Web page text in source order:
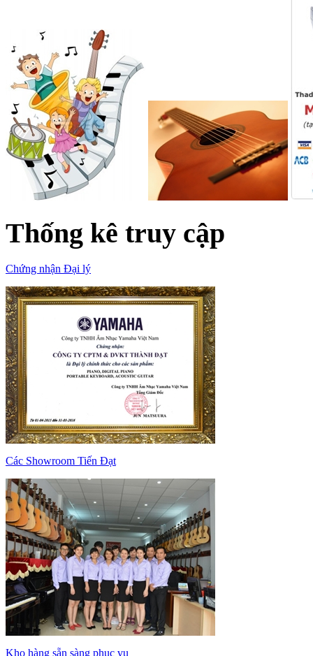
Thống kê truy cập
Chứng nhận Đại lý
Các Showroom Tiến Đạt
Kho hàng sẵn sàng phục vụ